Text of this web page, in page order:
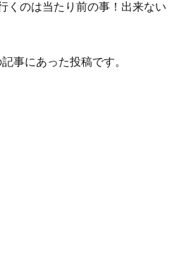
くのは当たり前の事！出来ない
事にあった投稿です。